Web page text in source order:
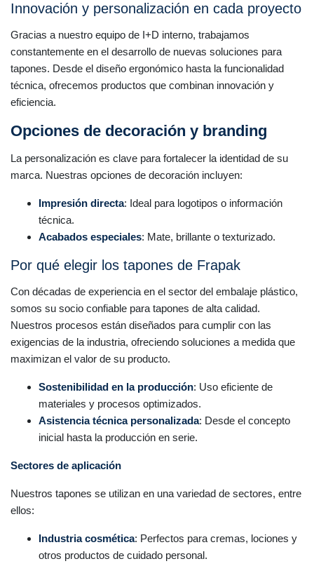
Innovación y personalización en cada proyecto
Gracias a nuestro equipo de I+D interno, trabajamos
constantemente en el desarrollo de nuevas soluciones para
tapones. Desde el diseño ergonómico hasta la funcionalidad
técnica, ofrecemos productos que combinan innovación y
eficiencia.
Opciones de decoración y branding
La personalización es clave para fortalecer la identidad de su
marca. Nuestras opciones de decoración incluyen:
Impresión directa: Ideal para logotipos o información
técnica.
Acabados especiales: Mate, brillante o texturizado.
Por qué elegir los tapones de Frapak
Con décadas de experiencia en el sector del embalaje plástico,
somos su socio confiable para tapones de alta calidad.
Nuestros procesos están diseñados para cumplir con las
exigencias de la industria, ofreciendo soluciones a medida que
maximizan el valor de su producto.
Sostenibilidad en la producción: Uso eficiente de
materiales y procesos optimizados.
Asistencia técnica personalizada: Desde el concepto
inicial hasta la producción en serie.
Sectores de aplicación
Nuestros tapones se utilizan en una variedad de sectores, entre
ellos:
Industria cosmética: Perfectos para cremas, lociones y
otros productos de cuidado personal.